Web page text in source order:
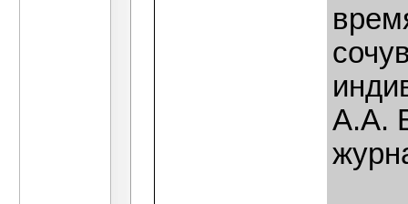
А.А.